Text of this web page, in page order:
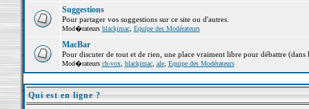
Suggestions
Pour partager vos suggestions sur ce site ou d'autres.
Mod�rateurs blackjmac, Equipe des Modérateurs
MacBar
Pour discuter de tout et de rien, une place vraiment libre pour débattre (dans
Mod�rateurs ch-vox, blackjmac, ale, Equipe des Modérateurs
Qui est en ligne ?